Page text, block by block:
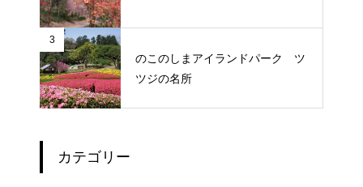
3
のこのしまアイランドパーク ツ
ツジの名所
カテゴリー